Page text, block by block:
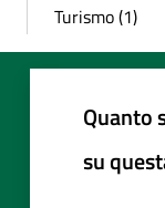
Turismo (1)
Quanto
su